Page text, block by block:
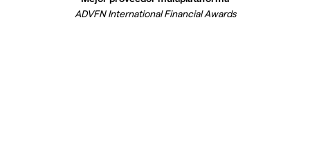
ADVFN International Financial Awards